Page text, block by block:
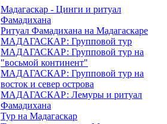
Мадагаскар - Цинги и ритуал
Фамадихана
Ритуал Фамадихана на Мадагаскаре
МАДАГАСКАР: Групповой тур
МАДАГАСКАР: Групповой тур на
"восьмой континент"
МАДАГАСКАР: Групповой тур на
восток и север острова
МАДАГАСКАР: Лемуры и ритуал
Фамадихана
Тур на Мадагаскар